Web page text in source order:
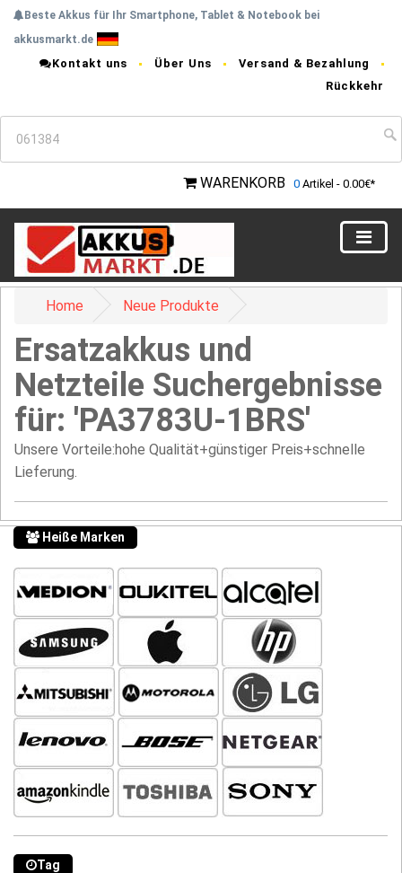
Beste Akkus für Ihr Smartphone, Tablet & Notebook bei
akkusmarkt.de
Kontakt uns Über Uns
Versand & Bezahlung
Rückkehr
WARENKORB 0 Artikel - 0.00€*
Home Neue Produkte
Ersatzakkus und
Netzteile Suchergebnisse
für: 'PA3783U-1BRS'
Unsere Vorteile:hohe Qualität+günstiger Preis+schnelle
Lieferung.
Heiße Marken
Tag